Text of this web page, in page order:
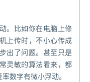
。比如你在电脑上修
上传时，不小心传成
出了问题。甚至只是
灵敏的算法看来，都
数字有微小浮动。